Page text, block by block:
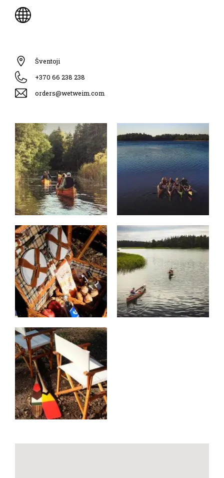
Šventoji
+370 66 238 238
orders@wetweim.com